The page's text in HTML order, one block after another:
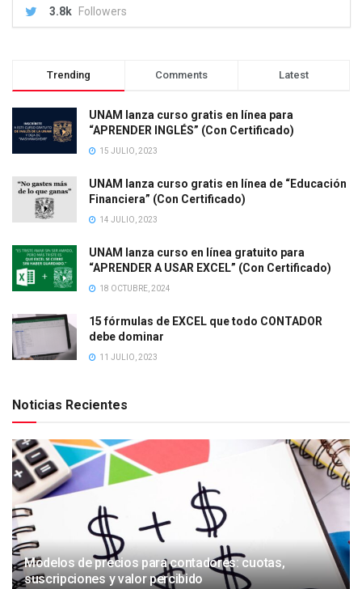
3.8k Followers
Trending Comments Latest
UNAM lanza curso gratis en línea para
“APRENDER INGLÉS” (Con Certificado)
15 JULIO, 2023
UNAM lanza curso gratis en línea de “Educación
Financiera” (Con Certificado)
14 JULIO, 2023
UNAM lanza curso en línea gratuito para
“APRENDER A USAR EXCEL” (Con Certificado)
18 OCTUBRE, 2024
15 fórmulas de EXCEL que todo CONTADOR
debe dominar
11 JULIO, 2023
Noticias Recientes
Modelos de precios para contadores: cuotas,
suscripciones y valor percibido